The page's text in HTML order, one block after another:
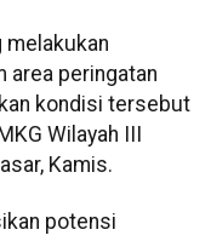
melakukan
area peringatan
kondisi tersebut
Wilayah III
Kamis.
potensi